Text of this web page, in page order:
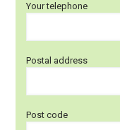
Your telephone
Postal address
Post code